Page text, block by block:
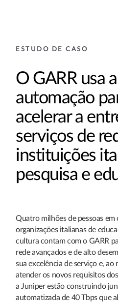
ESTUDO DE CASO
O GARR usa a
automação
acelerar a
serviços de
instituições
pesquisa e
Quatro milhões de pessoas em
organizações italianas de
cultura contam com o GARR
rede avançados e de alto
sua excelência de serviço e, ao
atender os novos requisitos
a Juniper estão construindo
automatizada de 40 Tbps que